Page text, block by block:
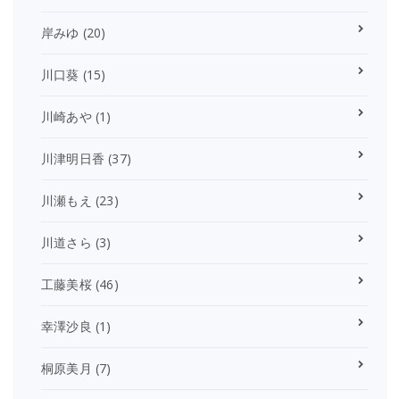
岸みゆ (20)
川口葵 (15)
川崎あや(1)
川津明日香 (37)
川瀬もえ (23)
川道さら (3)
工藤美桜(46)
幸澤沙良 (1)
桐原美月 (7)